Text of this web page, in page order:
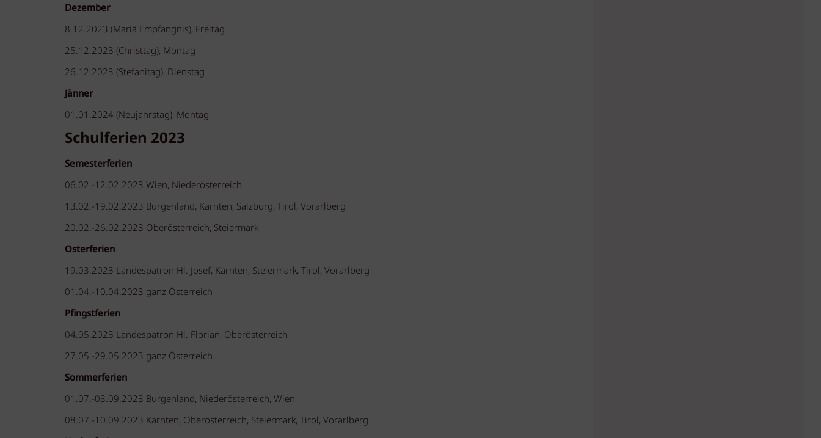
Dezember
8.12.2023 (Mariä Empfängnis), Freitag
25.12.2023 (Christtag), Montag
26.12.2023 (Stefanitag), Dienstag
Jänner
01.01.2024 (Neujahrstag), Montag
Schulferien 2023
Semesterferien
06.02.-12.02.2023 Wien, Niederösterreich
13.02.-19.02.2023 Burgenland, Kärnten, Salzburg, Tirol, Vorarlberg
20.02.-26.02.2023 Oberösterreich, Steiermark
Osterferien
19.03.2023 Landespatron Hl. Josef, Kärnten, Steiermark, Tirol, Vorarlberg
01.04.-10.04.2023 ganz Österreich
Pfingstferien
04.05.2023 Landespatron Hl. Florian, Oberösterreich
27.05.-29.05.2023 ganz Österreich
Sommerferien
01.07.-03.09.2023 Burgenland, Niederösterreich, Wien
08.07.-10.09.2023 Kärnten, Oberösterreich, Steiermark, Tirol, Vorarlberg